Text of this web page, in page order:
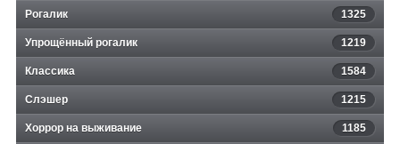
Рогалик 1325
Упрощённый рогалик 1219
Классика 1584
Слэшер 1215
Хоррор на выживание 1185